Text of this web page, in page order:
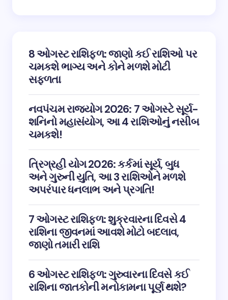
8 ઓગસ્ટ રાશિફળ: જાણો કઈ રાશિઓ પર
ચમકશે ભાગ્ય અને કોને મળશે મોટી
સફળતા
નવપંચમ રાજયોગ 2026: 7 ઓગસ્ટે સૂર્ય-
શનિનો મહાસંયોગ, આ 4 રાશિઓનું નસીબ
ચમકશે!
ત્રિગ્રહી યોગ 2026: કર્કમાં સૂર્ય, બુધ
અને ગુરુની યુતિ, આ 3 રાશિઓને મળશે
અપરંપાર ધનલાભ અને પ્રગતિ!
7 ઓગસ્ટ રાશિફળ: શુક્રવારના દિવસે 4
રાશિના જીવનમાં આવશે મોટો બદલાવ,
જાણો તમારી રાશિ
6 ઓગસ્ટ રાશિફળ: ગુરુવારના દિવસે કઈ
રાશિના જાતકોની મનોકામના પૂર્ણ થશે?